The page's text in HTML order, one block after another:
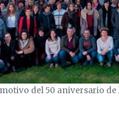
del 50 aniversario de